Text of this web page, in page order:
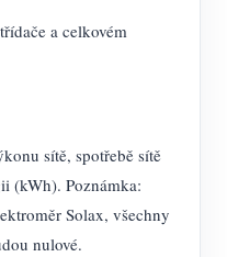
a celkovém
sítě, spotřebě sítě
(kWh). Poznámka:
Solax, všechny
nulové.